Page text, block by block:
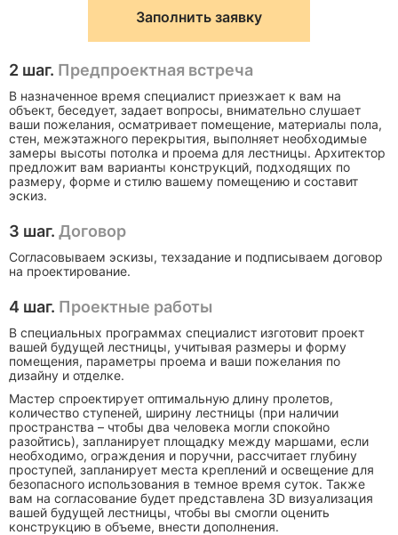
Высота
перил
Материал
конструкции
По расчету
нагрузки
Определяет
Заполнить заявку
2 шаг. Предпроектная встреча
В назначенное время специалист приезжает к вам на
объект, беседует, задает вопросы, внимательно слушает
ваши пожелания, осматривает помещение, материалы пола,
стен, межэтажного перекрытия, выполняет необходимые
замеры высоты потолка и проема для лестницы. Архитектор
предложит вам варианты конструкций, подходящих по
размеру, форме и стилю вашему помещению и составит
эскиз.
3 шаг. Договор
Согласовываем эскизы, техзадание и подписываем договор
на проектирование.
4 шаг. Проектные работы
В специальных программах специалист изготовит проект
вашей будущей лестницы, учитывая размеры и форму
помещения, параметры проема и ваши пожелания по
дизайну и отделке.
Мастер спроектирует оптимальную длину пролетов,
количество ступеней, ширину лестницы (при наличии
пространства – чтобы два человека могли спокойно
разойтись), запланирует площадку между маршами, если
необходимо, ограждения и поручни, рассчитает глубину
проступей, запланирует места креплений и освещение для
безопасного использования в темное время суток. Также
вам на согласование будет представлена 3D визуализация
вашей будущей лестницы, чтобы вы смогли оценить
конструкцию в объеме, внести дополнения.